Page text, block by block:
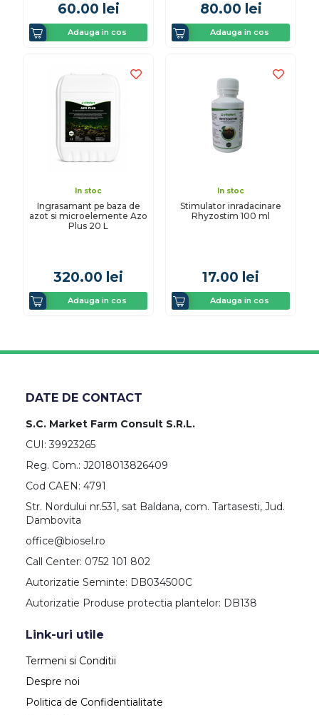
60.00 lei
Adauga in cos
80.00 lei
Adauga in cos
In stoc
Ingrasamant pe baza de
azot si microelemente Azo
Plus 20 L
320.00 lei
Adauga in cos
In stoc
Stimulator inradacinare
Rhyzostim 100 ml
17.00 lei
Adauga in cos
DATE DE CONTACT
S.C. Market Farm Consult S.R.L.
CUI: 39923265
Reg. Com.: J2018013826409
Cod CAEN: 4791
Str. Nordului nr.531, sat Baldana, com. Tartasesti, Jud.
Dambovita
office@biosel.ro
Call Center: 0752 101 802
Autorizatie Seminte: DB034500C
Autorizatie Produse protectia plantelor: DB138
Link-uri utile
Termeni si Conditii
Despre noi
Politica de Confidentialitate